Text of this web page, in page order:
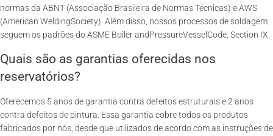
normas da ABNT (Associação Brasileira de Normas Técnicas) e AWS
(American WeldingSociety). Além disso, nossos processos de soldagem
seguem os padrões do ASME Boiler andPressureVesselCode, Section IX.
Quais são as garantias oferecidas nos
reservatórios?
Oferecemos 5 anos de garantia contra defeitos estruturais e 2 anos
contra defeitos de pintura. Essa garantia cobre todos os produtos
fabricados por nós, desde que utilizados de acordo com as instruções de